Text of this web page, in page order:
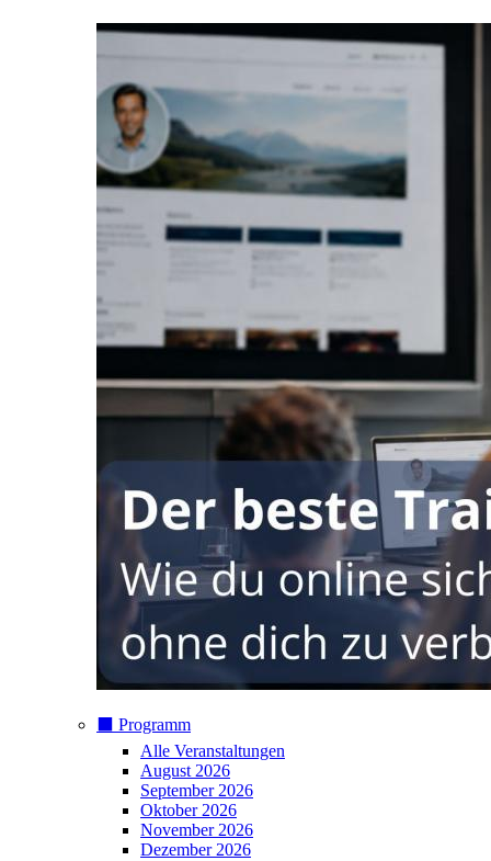
⬛️ Programm
Alle Veranstaltungen
August 2026
September 2026
Oktober 2026
November 2026
Dezember 2026